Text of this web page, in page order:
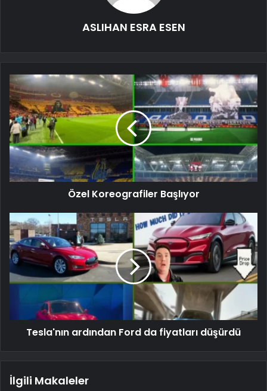
ASLIHAN ESRA ESEN
Özel Koreografiler Başlıyor
Tesla'nın ardından Ford da fiyatları düşürdü
İlgili Makaleler